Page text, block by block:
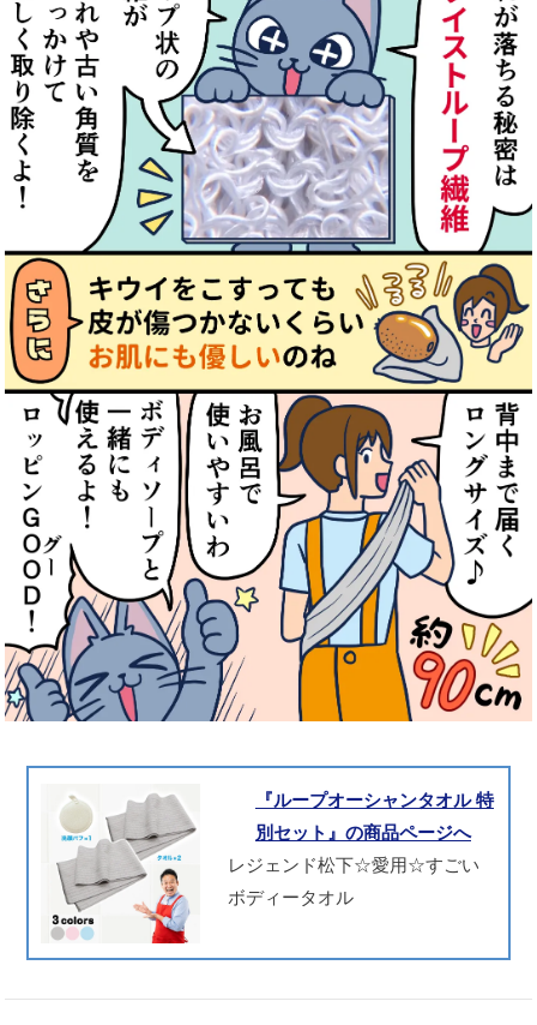
『ループオーシャンタオル 特
別セット』の商品ページへ
レジェンド松下☆愛用☆すごい
ボディータオル